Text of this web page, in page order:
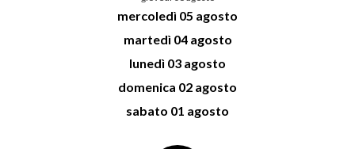
mercoledì 05 agosto
martedì 04 agosto
lunedì 03 agosto
domenica 02 agosto
sabato 01 agosto